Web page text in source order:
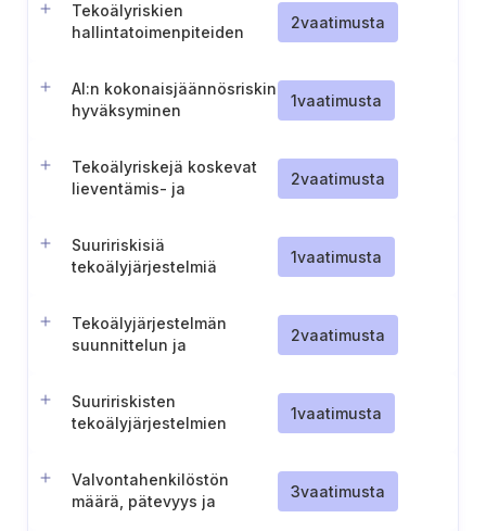
Tekoälyriskien
hallintatoimenpiteiden
2vaatimusta
AI:n kokonaisjäännösriskin
hyväksyminen
1vaatimusta
Tekoälyriskejä koskevat
lieventämis- ja
2vaatimusta
Suuririskisiä
tekoälyjärjestelmiä
1vaatimusta
Tekoälyjärjestelmän
suunnittelun ja
2vaatimusta
Suuririskisten
tekoälyjärjestelmien
1vaatimusta
Valvontahenkilöstön
määrä, pätevyys ja
3vaatimusta